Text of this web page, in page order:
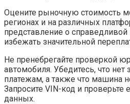
Оцените рыночную стоимость
регионах и на различных
представление о
избежать значительной
Не пренебрегайте проверкой
автомобиля. Убедитесь, что нет
платежам, а также что машина
Запросите VIN-код и проверьте
данных.